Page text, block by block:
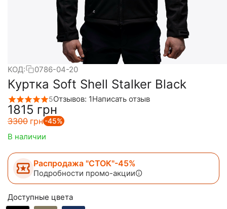
КОД: 0786-04-20
Куртка Soft Shell Stalker Black
5Отзывов: 1Написать отзыв
‍1815‍ грн
‍3300‍ грн -45%
В наличии
Распродажа "СТОК"-45%
Подробности промо-акции
Доступные цвета